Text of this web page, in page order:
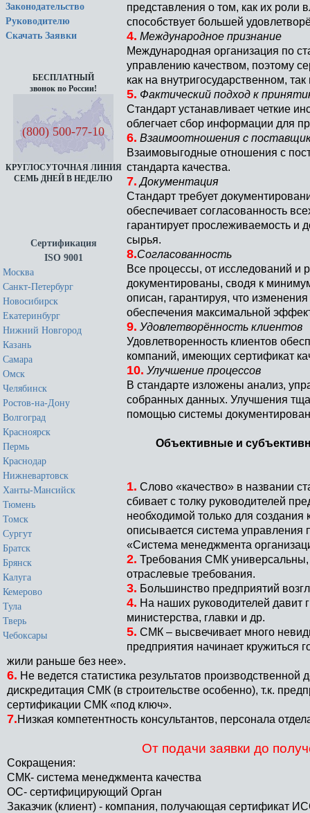
Законодательство
Руководителю
Скачать Заявки
БЕСПЛАТНЫЙ
звонок по России!
(800) 500-77-10
КРУГЛОСУТОЧНАЯ ЛИНИЯ
СЕМЬ ДНЕЙ В НЕДЕЛЮ
Сертификация
ISO 9001
Москва
Санкт-Петербург
Новосибирск
Екатеринбург
Нижний Новгород
Казань
Самара
Омск
Челябинск
Ростов-на-Дону
Волгоград
Красноярск
Пермь
Краснодар
Нижневартовск
Ханты-Мансийск
Тюмень
Томск
Сургут
Братск
Брянск
Калуга
Кемерово
Тула
Тверь
Чебоксары
представления о том, как их роли
способствует большей
4. Международное признание
Международная организация по
управлению качеством, поэтому
как на внутригосударственном,
5. Фактический подход к
Стандарт устанавливает четкие
облегчает сбор информации для
6. Взаимоотношения с
Взаимовыгодные отношения с
стандарта качества.
7. Документация
Стандарт требует
обеспечивает согласованность
гарантирует прослеживаемость и
сырья.
8.Согласованность
Все процессы, от исследований и
документированы, сводя к
описан, гарантируя, что
обеспечения максимальной
9. Удовлетворённость клиентов
Удовлетворенность клиентов
компаний, имеющих сертификат
10. Улучшение процессов
В стандарте изложены анализ,
собранных данных. Улучшения
помощью системы
Объективные и
1. Слово «качество» в названии
сбивает с толку руководителей
необходимой только для создания
описывается система управления
«Система менеджмента
2. Требования СМК
отраслевые требования.
3. Большинство предприятий
4. На наших руководителей давит
министерства, главки и др.
5. СМК – высвечивает много
предприятия начинает кружиться
жили раньше без нее».
6. Не ведется статистика результатов
дискредитация СМК (в строительстве особенно), т.к.
сертификации СМК «под ключ».
7.Низкая компетентность консультантов, персонала
От подачи заявки до
Сокращения:
СМК- система менеджмента качества
ОС- сертифицирующий Орган
Заказчик (клиент) - компания, получающая сертификат